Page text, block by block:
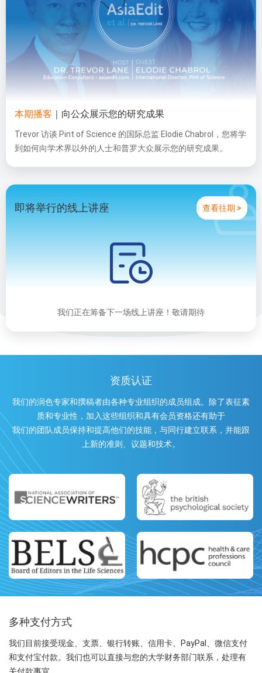
本期播客 ｜向公众展示您的研究成果
Trevor访谈 Pint of Science 的国际总监 E lodie Chabrol
，您将学
到如何向学术界以外的人士和普罗大众展示您的研究成果。
即将举行的线上讲座 查看往期 >
我们正在筹备下一场线上讲座！敬请期待
资质认证
我们的润色专家和撰稿者由各种专业组织的成员组成。除了表征素
质和专业性，加入这些组织和具有会员资格还有助于
我们的团队成员保持和提高他们的技能，与同行建立联系，并能跟
上新的准则、议题和技术。
多种支付方式
我们目前接受现金、支票、银行转账、信用卡、PayPal、微信支付
和支付宝付款。我们也可以直接与您的大学财务部门联系，处理有
关付款事宜。